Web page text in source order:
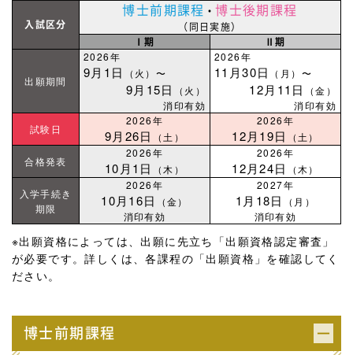
入試区分
博士前期課程 ・博士後期課程
（同日実施）
Ⅰ期
Ⅱ期
出願期間
2026年
9月1日 （火）〜
9月15日
（火）
消印有効
2026年
11月30日 （月）〜
12月11日
（金）
消印有効
試験日
2026年
9月26日 （土）
2026年
12月19日
（土）
合格発表
2026年
10月1日 （木）
2026年
12月24日
（木）
入学手続き
期限
2026年
10月16日
（金）
消印有効
2027年
1月18日
（月）
消印有効
※出願資格によっては、出願に先立ち「出願資格認定審査」
が必要です。詳しくは、各課程の「出願資格」を確認してく
ださい。
博士前期課程